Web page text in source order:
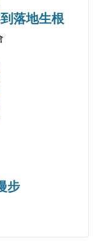
落地生根
步